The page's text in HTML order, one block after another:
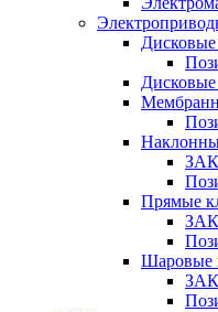
Дисковые
Прямые
Шаровые